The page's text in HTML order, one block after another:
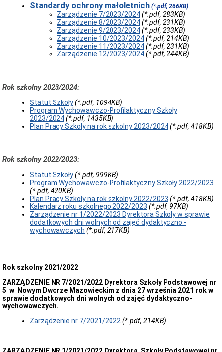
Publicznej
udostępnianej
Standardy ochrony małoletnich (*.pdf, 266KB)
Zarządzenie 7/2023/2024(*.pdf, 283KB)
Zarządzenie 8/2023/2024(*.pdf, 231KB)
Zarządzenie 9/2023/2024(*.pdf, 233KB)
Zarządzenie 10/2023/2024(*.pdf, 214KB)
Zarządzenie 11/2023/2024(*.pdf, 231KB)
Zarządzenie 12/2023/2024(*.pdf, 244KB)
Rok szkolny 2023/2024:
Statut Szkoły(*.pdf, 1094KB)
Program Wychowawczo-Profilaktyczny Szkoły
2023/2024(*.pdf, 1435KB)
Plan Pracy Szkoły na rok szkolny 2023/2024(*.pdf, 418KB)
Rok szkolny 2022/2023:
Statut Szkoły(*.pdf, 999KB)
Program Wychowawczo-Profilaktyczny Szkoły 2022/2023
(*.pdf, 420KB)
Plan Pracy Szkoły na rok szkolny 2022/2023 (*.pdf, 418KB)
Kalendarz roku szkolnego 2022/2023 (*.pdf, 97KB)
Zarządzenie nr 1/2022/2023 Dyrektora Szkoły w sprawie
dodatkowych dni wolnych od zajęć dydaktyczno -
wychowawczych (*.pdf, 217KB)
Rok szkolny 2021/2022
ZARZĄDZENIE NR 7/2021/2022 Dyrektora Szkoły Podstawowej nr
5 w Nowym Dworze Mazowieckim z dnia 27 września 2021 rok w
sprawie dodatkowych dni wolnych od zajęć dydaktyczno-
wychowawczych.
Zarządzenie nr 7/2021/2022 (*.pdf, 214KB)